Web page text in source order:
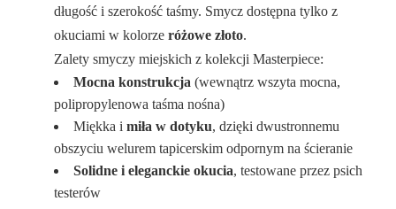
długość i szerokość taśmy. Smycz dostępna tylko z
okuciami w kolorzeróżowe złoto.
Zalety smyczy miejskich z kolekcji Masterpiece:
Mocna konstrukcja (wewnątrz wszyta mocna,
polipropylenowa taśma nośna)
Miękka imiła w dotyku, dzięki dwustronnemu
obszyciu welurem tapicerskim odpornym na ścieranie
Solidne i eleganckie okucia, testowane przez psich
testerów